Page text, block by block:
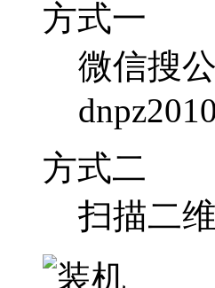
方式一
微信搜
dnpz2010
方式二
扫描二